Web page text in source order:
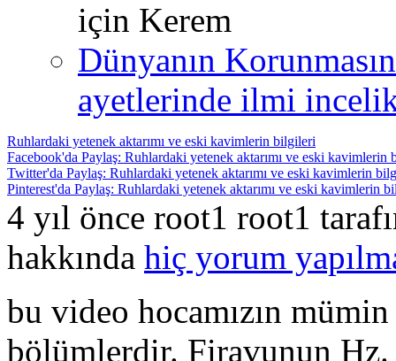
için Kerem
Dünyanın
ayetlerinde ilmi
Ruhlardaki yetenek aktarımı ve eski kavimlerin bilgileri
Facebook'da Paylaş: Ruhlardaki yetenek aktarımı ve eski kavimlerin
Twitter'da Paylaş: Ruhlardaki yetenek aktarımı ve eski kavimlerin
Pinterest'da Paylaş: Ruhlardaki yetenek aktarımı ve eski kavimlerin
4 yıl önce root1 root1
hakkında hiç yorum
bu video hocamızın
bölümlerdir. Firavunun